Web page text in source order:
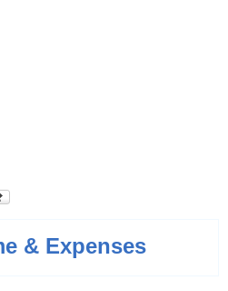
& Expenses